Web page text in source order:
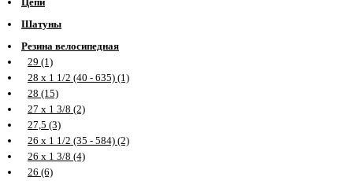
Шатуны
Резина велосипедная
29 (1)
28 х 1 1/2 (40 - 635) (1)
28 (15)
27 х 1 3/8 (2)
27,5 (3)
26 х 1 1/2 (35 - 584) (2)
26 х 1 3/8 (4)
26 (6)